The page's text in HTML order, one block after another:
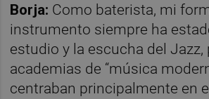
Borja: Como baterista, mi
instrumento siempre ha
estudio y la escucha del Jazz,
academias de “música
centraban principalmente en